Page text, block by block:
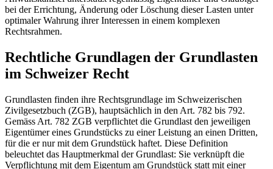
bei der Errichtung, Änderung oder Löschung dieser Lasten unter
optimaler Wahrung ihrer Interessen in einem komplexen
Rechtsrahmen.
Rechtliche Grundlagen der Grundlasten
im Schweizer Recht
Grundlasten finden ihre Rechtsgrundlage im Schweizerischen
Zivilgesetzbuch (ZGB), hauptsächlich in den Art. 782 bis 792.
Gemäss Art. 782 ZGB verpflichtet die Grundlast den jeweiligen
Eigentümer eines Grundstücks zu einer Leistung an einen Dritten,
für die er nur mit dem Grundstück haftet. Diese Definition
beleuchtet das Hauptmerkmal der Grundlast: Sie verknüpft die
Verpflichtung mit dem Eigentum am Grundstück statt mit einer